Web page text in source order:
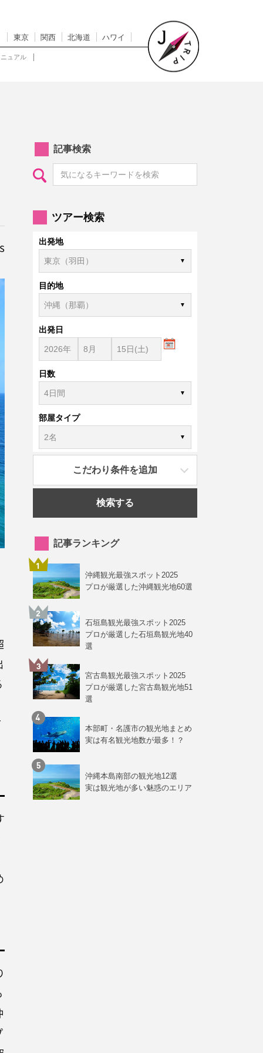
東京 関西 北海道 ハワイ
ュアル
記事検索
ツアー検索
出発地
目的地
出発日
日数
部屋タイプ
こだわり条件を追加
検索する
記事ランキング
沖縄観光最強スポット2025
プロが厳選した沖縄観光地60選
石垣島観光最強スポット2025
プロが厳選した石垣島観光地40
選
宮古島観光最強スポット2025
プロが厳選した宮古島観光地51
選
本部町・名護市の観光地まとめ
実は有名観光地数が最多！？
沖縄本島南部の観光地12選
実は観光地が多い魅惑のエリア